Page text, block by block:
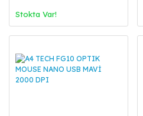
Stokta Var!